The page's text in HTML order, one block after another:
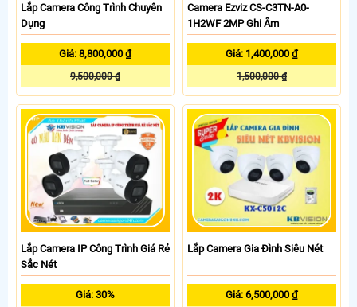
Lắp Camera Công Trình Chuyên
Dụng
Giá: 8,800,000 ₫
9,500,000 ₫
Camera Ezviz CS-C3TN-A0-
1H2WF 2MP Ghi Âm
Giá: 1,400,000 ₫
1,500,000 ₫
Lắp Camera IP Công Trình Giá Rẻ
Sắc Nét
Giá: 30%
Lắp Camera Gia Đình Siêu Nét
Giá: 6,500,000 ₫